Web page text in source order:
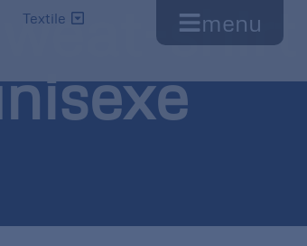
Textile menu
shirt